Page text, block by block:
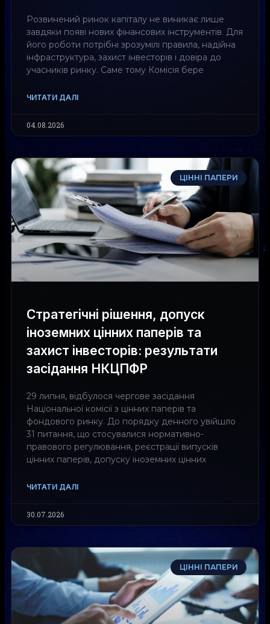
Розвинений ринок капіталу не виникає лише
завдяки появі нових фінансових інструментів. Для
його роботи потрібні зрозумілі правила, надійна
інфраструктура, захист інвесторів і довіра до
учасників ринку. Саме тому Комісія бере
ЧИТАТИ ДАЛІ
04.08.2026
ЦІННІ ПАПЕРИ
Стратегічні рішення, допуск
іноземних цінних паперів та
захист інвесторів: результати
засідання НКЦПФР
29 липня, відбулося чергове засідання
Національної комісії з цінних паперів та
фондового ринку. До порядку денного увійшло
31 питання, що стосувалися нормативно-
правового регулювання, реєстрації випусків
цінних паперів, допуску іноземних цінних
ЧИТАТИ ДАЛІ
30.07.2026
ЦІННІ ПАПЕРИ